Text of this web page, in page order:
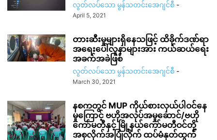
လွတ်လပ်သော မွန်သတင်းအေဂျင်စီ -
April 5, 2021
တားဆီးမှုများရှိနေသဖြင့် ထိခိုက်ဒဏ်ရာ
အရေးပေါ်လူနာများအား ကယ်ဆယ်ရေး
အခက်အခဲဖြစ်
လွတ်လပ်သော မွန်သတင်းအေဂျင်စီ -
March 30, 2021
နစကတွင် MUP ကိုယ်စားလှယ်ပါဝင်နေ
မှုကြောင့် ဗဟိုအလုပ်အမှုဆောင်/ဗဟို
ကော်မတီနှင့် မြို့နယ်ကော်မတီဝင်တို့
အစုလိုက်အပြုံလိုက် ထပ်မံနုတ်ထွက်